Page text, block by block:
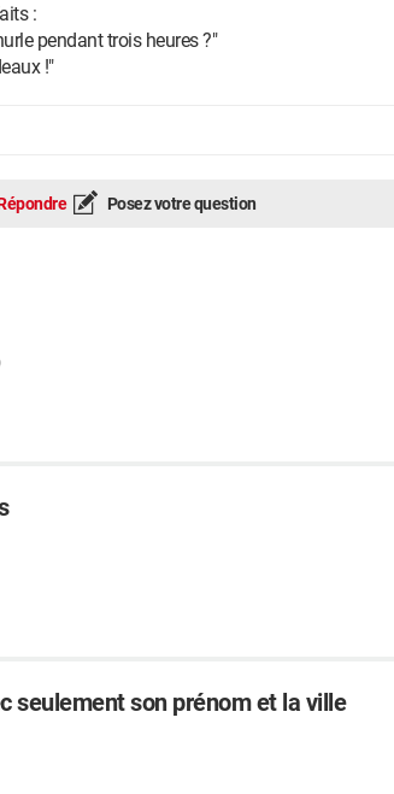
:
pendant trois heures ?"
!"
Posez votre question
seulement son prénom et la ville